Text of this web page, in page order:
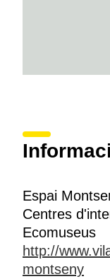
Espai
Centres
Ecomuseus
http://
montseny